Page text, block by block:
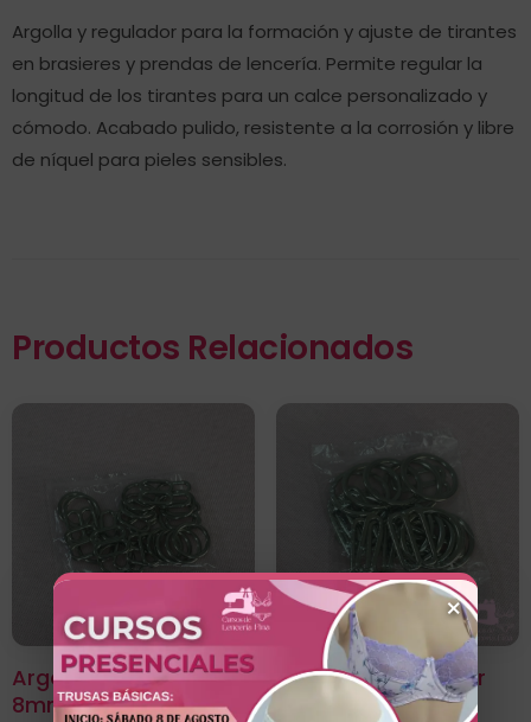
Argolla y regulador para la formación y ajuste de tirantes
en brasieres y prendas de lencería. Permite regular la
longitud de los tirantes para un calce personalizado y
cómodo. Acabado pulido, resistente a la corrosión y libre
de níquel para pieles sensibles.
Productos Relacionados
Argolla Y Regulador
8mm
Argolla Y Regulador
×